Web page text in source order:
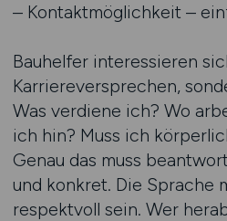
– Kontaktmöglichkeit –
Bauhelfer interessieren
Karriereversprechen,
Was verdiene ich? Wo
ich hin? Muss ich
Genau das muss
und konkret. Die Sprache
respektvoll sein. Wer